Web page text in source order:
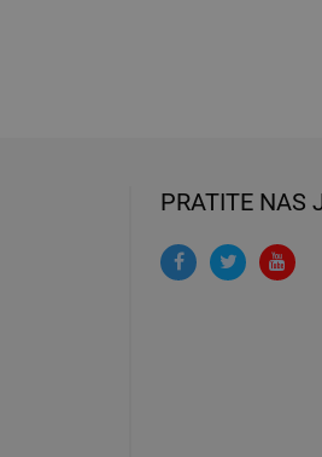
PRATITE NAS